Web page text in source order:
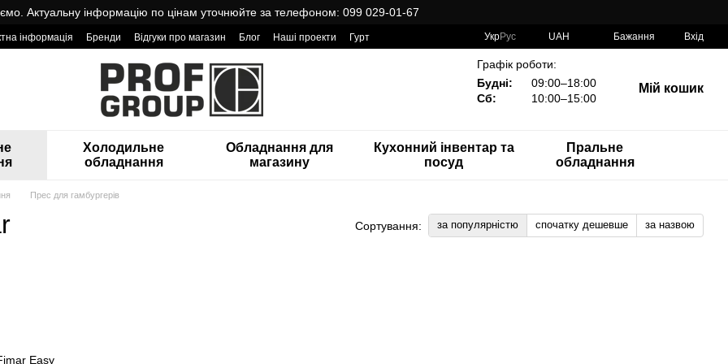
Актуальну інформацію по цінам уточнюйте за телефоном: 099 029-01-67
інформація Бренди Відгуки про магазин Блог Наші проекти
Гурт
УкрРус UAH Бажання Вхід
Графік роботи:
Будні:
09:00–18:00
Сб:
10:00–15:00
Мій кошик
Холодильне
обладнання
Обладнання для
магазину
Кухонний інвентар та
посуд
Пральне
обладнання
Прес для гамбургерів
Сортування: за популярністю спочатку дешевше за назвою